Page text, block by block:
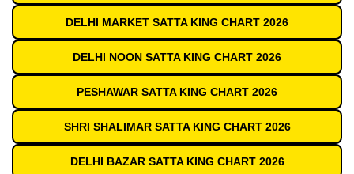
DELHI MARKET SATTA KING CHART 2026
DELHI NOON SATTA KING CHART 2026
PESHAWAR SATTA KING CHART 2026
SHRI SHALIMAR SATTA KING CHART 2026
DELHI BAZAR SATTA KING CHART 2026